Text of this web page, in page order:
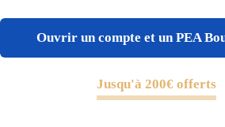
Ouvrir un compte et un PEA
Jusqu'à 200€ offerts